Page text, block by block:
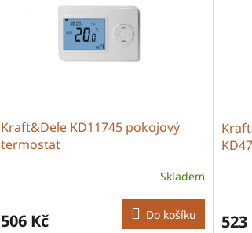
Kraft&Dele KD11745 pokojový
termostat
Skladem
506 Kč Do košíku 523